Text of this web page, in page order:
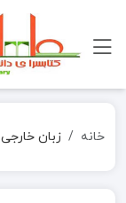
خانه زبان خارجی